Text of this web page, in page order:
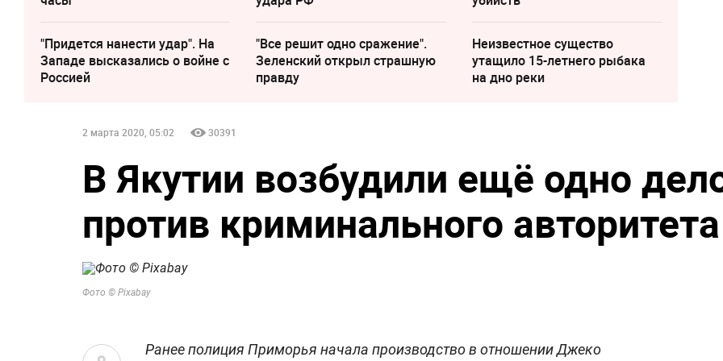
"Придется нанести удар". На
Западе высказались о войне с
Россией
"Все решит одно сражение".
Зеленский открыл страшную
правду
Неизвестное существо
утащило 15-летнего рыбака
на дно реки
2 марта 2020, 05:02 30391
В Якутии возбудили ещё одно
против криминального авторитета
Фото © Pixabay
Ранее полиция Приморья начала производство в отношении Джеко